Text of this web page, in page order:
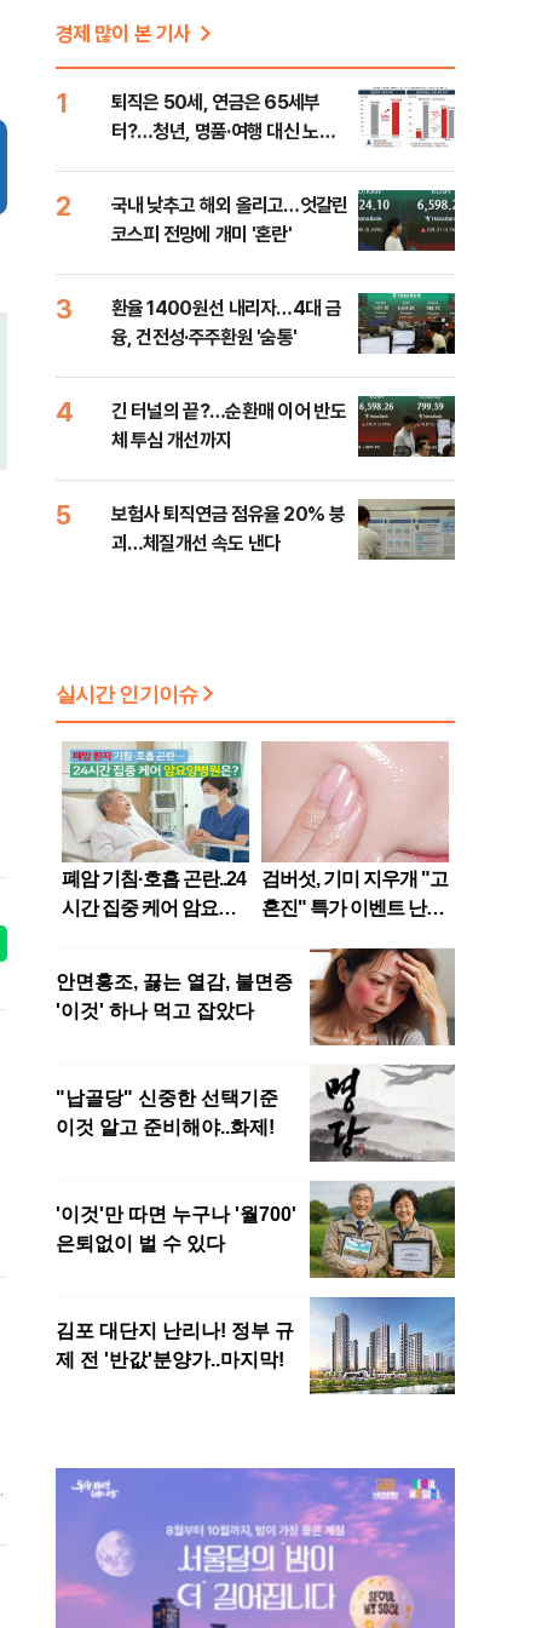
경제 많이 본 기사
1
퇴직은 50세, 연금은 65세부
터?…청년, 명품·여행 대신 노후
2
국내 낮추고 해외 올리고…엇갈린
코스피 전망에 개미 '혼란'
3
환율 1400원선 내리자…4대 금
융, 건전성·주주환원 '숨통'
4
긴 터널의 끝?…순환매 이어 반도
체 투심 개선까지
5
보험사 퇴직연금 점유율 20% 붕
괴…체질개선 속도 낸다